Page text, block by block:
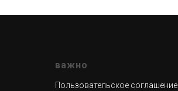
важно
Пользовательское соглашение